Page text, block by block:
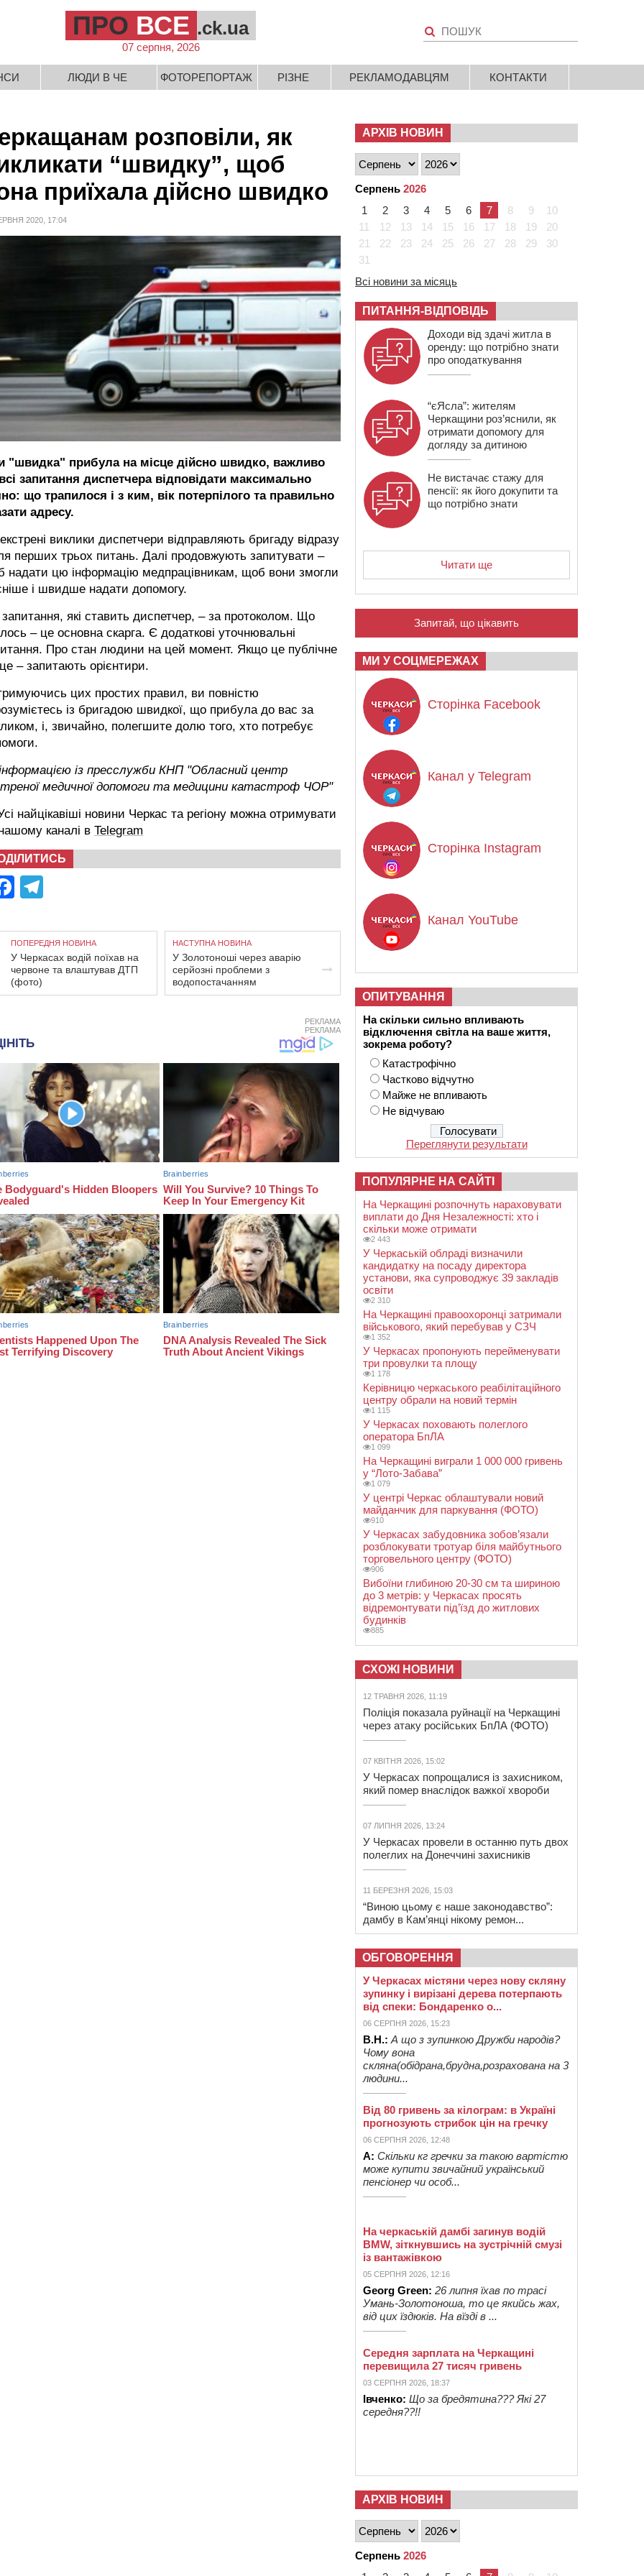
ПРО ВСЕ .ck.ua
07 серпня, 2026
ЛЮДИ В ЧЕ ФОТОРЕПОРТАЖ РІЗНЕ РЕКЛАМОДАВЦЯМ КОНТАКТИ
розповіли, як
“швидку”, щоб
приїхала дійсно швидко
2020, 17:04
"швидка" прибула на місце дійсно швидко, важливо
запитання диспетчера відповідати максимально
що трапилося і з ким, вік потерпілого та правильно
адресу.
виклики диспетчери відправляють бригаду відразу
перших трьох питань. Далі продовжують запитувати –
надати цю інформацію медпрацівникам, щоб вони змогли
і швидше надати допомогу.
запитання, які ставить диспетчер, – за протоколом. Що
– це основна скарга. Є додаткові уточнювальні
Про стан людини на цей момент. Якщо це публічне
– запитають орієнтири.
цих простих правил, ви повністю
із бригадою швидкої, що прибула до вас за
і, звичайно, полегшите долю того, хто потребує
із пресслужби КНП "Обласний центр
медичної допомоги та медицини катастроф ЧОР"
найцікавіші новини Черкас та регіону можна отримувати
каналі в Telegram
Facebook
ПОПЕРЕДНЯ НОВИНА
У Черкасах водій поїхав на
червоне та влаштував ДТП
(фото)
НАСТУПНА НОВИНА
У Золотоноші через аварію
серйозні проблеми з
водопостачанням
РЕКЛАМА
РЕКЛАМА
АРХІВ НОВИН
Серпень 2026
1
2 3 4 5 6 7 8 9
10
11
12 13 14 15 16 17 18 19
20
21
22 23 24 25 26 27 28 29
30
31
Всі новини за місяць
ПИТАННЯ-ВІДПОВІДЬ
Доходи від здачі житла в
оренду: що потрібно знати
про оподаткування
“єЯсла”: жителям
Черкащини роз’яснили, як
отримати допомогу для
догляду за дитиною
Не вистачає стажу для
пенсії: як його докупити та
що потрібно знати
Читати ще
Запитай, що цікавить
МИ У СОЦМЕРЕЖАХ
Сторінка Facebook
Канал у Telegram
Сторінка Instagram
Канал YouTube
ОПИТУВАННЯ
На скільки сильно впливають
відключення світла на ваше життя,
зокрема роботу?
Катастрофічно
Частково відчутно
Майже не впливають
Не відчуваю
Переглянути результати
ПОПУЛЯРНЕ НА САЙТІ
На Черкащині розпочнуть нараховувати
виплати до Дня Незалежності: хто і
скільки може отримати
2 443
У Черкаській облраді визначили
кандидатку на посаду директора
установи, яка супроводжує 39 закладів
освіти
2 310
На Черкащині правоохоронці затримали
військового, який перебував у СЗЧ
1 352
У Черкасах пропонують перейменувати
три провулки та площу
1 178
Керівницю черкаського реабілітаційного
центру обрали на новий термін
1 115
У Черкасах поховають полеглого
оператора БпЛА
1 099
На Черкащині виграли 1 000 000 гривень
у “Лото-Забава”
1 079
У центрі Черкас облаштували новий
майданчик для паркування (ФОТО)
910
У Черкасах забудовника зобов’язали
розблокувати тротуар біля майбутнього
торговельного центру (ФОТО)
906
Вибоїни глибиною 20-30 см та шириною
до 3 метрів: у Черкасах просять
відремонтувати під’їзд до житлових
будинків
885
СХОЖІ НОВИНИ
12 ТРАВНЯ 2026, 11:19
Поліція показала руйнації на Черкащині
через атаку російських БпЛА (ФОТО)
07 КВІТНЯ 2026, 15:02
У Черкасах попрощалися із захисником,
який помер внаслідок важкої хвороби
07 ЛИПНЯ 2026, 13:24
У Черкасах провели в останню путь двох
полеглих на Донеччині захисників
11 БЕРЕЗНЯ 2026, 15:03
“Виною цьому є наше законодавство”:
дамбу в Кам’янці нікому ремон...
ОБГОВОРЕННЯ
У Черкасах містяни через нову скляну
зупинку і вирізані дерева потерпають
від спеки: Бондаренко о...
06 СЕРПНЯ 2026, 15:23
В.Н.: А що з зупинкою Дружби народів?
Чому вона
скляна(обідрана,брудна,розрахована на 3
людини...
Від 80 гривень за кілограм: в Україні
прогнозують стрибок цін на гречку
06 СЕРПНЯ 2026, 12:48
А: Скільки кг гречки за такою вартістю
може купити звичайний український
пенсіонер чи особ...
На черкаській дамбі загинув водій
BMW, зіткнувшись на зустрічній смузі
із вантажівкою
05 СЕРПНЯ 2026, 12:16
Georg Green: 26 липня їхав по трасі
Умань-Золотоноша, то це якийсь жах,
від цих їздюків. На вїзді в ...
Середня зарплата на Черкащині
перевищила 27 тисяч гривень
03 СЕРПНЯ 2026, 18:37
Івченко: Що за бредятина??? Які 27
середня??!!
АРХІВ НОВИН
Серпень 2026